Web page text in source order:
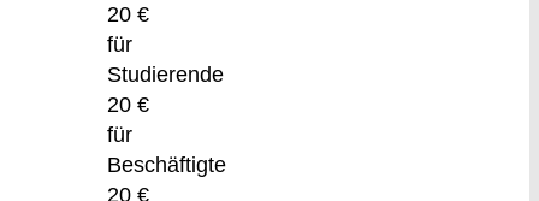
20 €
für
Studierende
20 €
für
Beschäftigte
20 €